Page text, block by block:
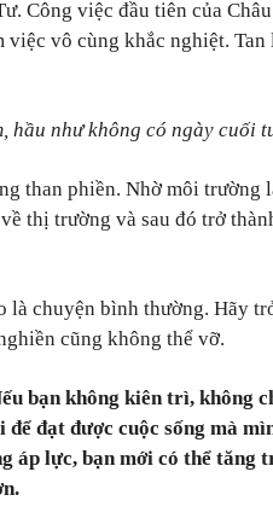
Công việc đầu tiên của
việc vô cùng khắc nghiệt.
hầu như không có ngày cuối
than phiền. Nhờ môi trường
thị trường và sau đó trở
là chuyện bình thường. Hãy
cũng không thể vỡ.
bạn không kiên trì, không
để đạt được cuộc sống mà
áp lực, bạn mới có thể tăng